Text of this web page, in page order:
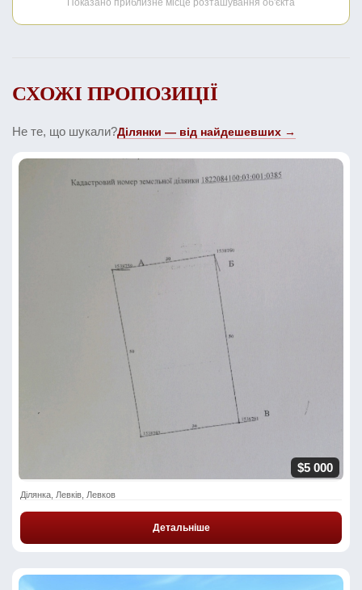
СХОЖІ ПРОПОЗИЦІЇ
Не те, що шукали?Ділянки — від найдешевших →
$5 000
Ділянка, Левків, Левков
Детальніше